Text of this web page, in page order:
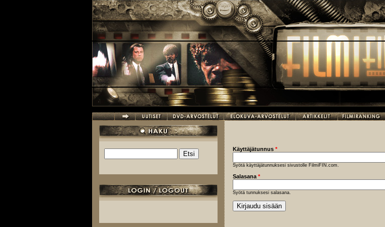
Hakulomake
Käyttäjätunnus *
Syötä käyttäjätunnuksesi sivustolle FilmiFIN.com.
Salasana *
Syötä tunnuksesi salasana.